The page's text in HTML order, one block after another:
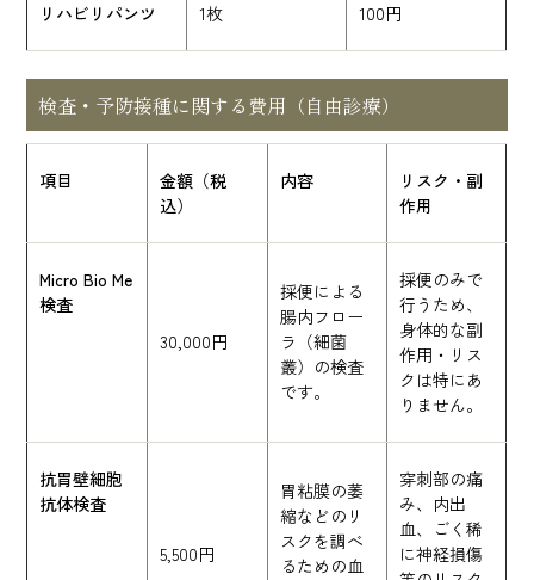
リハビリパンツ 1枚 100円
検査・予防接種に関する費用（自由診療）
項目
金額（税
込）
内容
リスク・副
作用
Micro Bio Me
検査
30,000円
採便による
腸内フロー
ラ（細菌
叢）の検査
です。
採便のみで
行うため、
身体的な副
作用・リス
クは特にあ
りません。
抗胃壁細胞
抗体検査
5,500円
胃粘膜の萎
縮などのリ
スクを調べ
るための血
穿刺部の痛
み、内出
血、ごく稀
に神経損傷